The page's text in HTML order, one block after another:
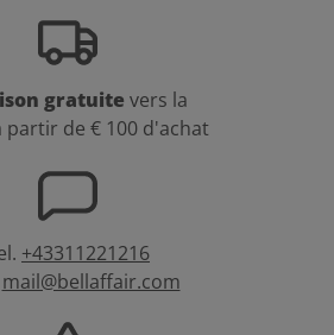
gratuite vers la
partir de € 100 d'achat
+43311221216
mail@bellaffair.com